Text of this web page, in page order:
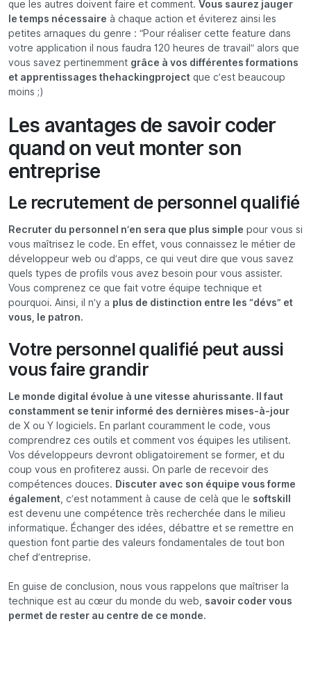
que les autres doivent faire et comment. Vous saurez jauger
le temps nécessaire à chaque action et éviterez ainsi les
petites arnaques du genre : “Pour réaliser cette feature dans
votre application il nous faudra 120 heures de travail” alors que
vous savez pertinemment grâce à vos différentes formations
et apprentissages thehackingproject que c’est beaucoup
moins ;)
Les avantages de savoir coder
quand on veut monter son
entreprise
Le recrutement de personnel qualifié
Recruter du personnel n’en sera que plus simple pour vous si
vous maîtrisez le code. En effet, vous connaissez le métier de
développeur web ou d’apps, ce qui veut dire que vous savez
quels types de profils vous avez besoin pour vous assister.
Vous comprenez ce que fait votre équipe technique et
pourquoi. Ainsi, il n’y a plus de distinction entre les “dévs” et
vous, le patron.
Votre personnel qualifié peut aussi
vous faire grandir
Le monde digital évolue à une vitesse ahurissante. Il faut
constamment se tenir informé des dernières mises-à-jour
de X ou Y logiciels. En parlant couramment le code, vous
comprendrez ces outils et comment vos équipes les utilisent.
Vos développeurs devront obligatoirement se former, et du
coup vous en profiterez aussi. On parle de recevoir des
compétences douces. Discuter avec son équipe vous forme
également , c’est notamment à cause de celà que le softskill
est devenu une compétence très recherchée dans le milieu
informatique. Échanger des idées, débattre et se remettre en
question font partie des valeurs fondamentales de tout bon
chef d’entreprise.
En guise de conclusion, nous vous rappelons que maîtriser la
technique est au cœur du monde du web, savoir coder vous
permet de rester au centre de ce monde.